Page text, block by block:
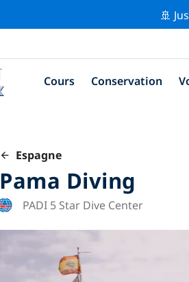
🚢
Cours Conservation
Espagne
Pama Diving
PADI 5 Star Dive Center